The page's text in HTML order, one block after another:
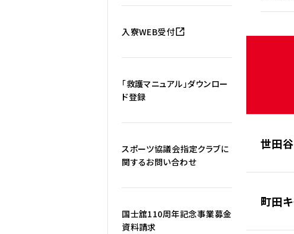
世田
町田
入寮WEB受付
「救護マニュアル」ダウンロー
ド登録
スポーツ協議会指定クラブに
関するお問い合わせ
国士舘110周年記念事業募金
資料請求